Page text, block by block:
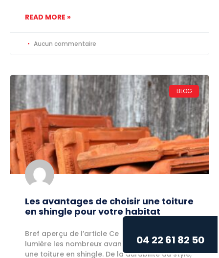
READ MORE »
Aucun commentaire
BLOG
Les avantages de choisir une toiture
en shingle pour votre habitat
Bref aperçu de l’article Ce blog mettra en
lumière les nombreux avantages d’opter pour
une toiture en shingle. De la durabilité au style,
04 22 61 82 50